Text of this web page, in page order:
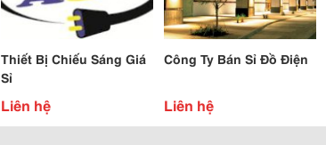
Thiết Bị Chiếu Sáng Giá
Sỉ
Liên hệ
Công Ty Bán Sỉ Đồ Điện
Liên hệ